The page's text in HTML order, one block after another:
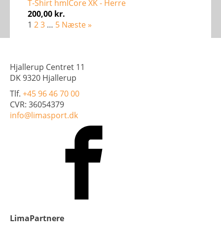
T-Shirt hmlCore XK - Herre
200,00 kr.
1 23 … 5 Næste »
Hjallerup Centret 11
DK 9320 Hjallerup
Tlf. +45 96 46 70 00
CVR: 36054379
info@limasport.dk
LimaPartnere